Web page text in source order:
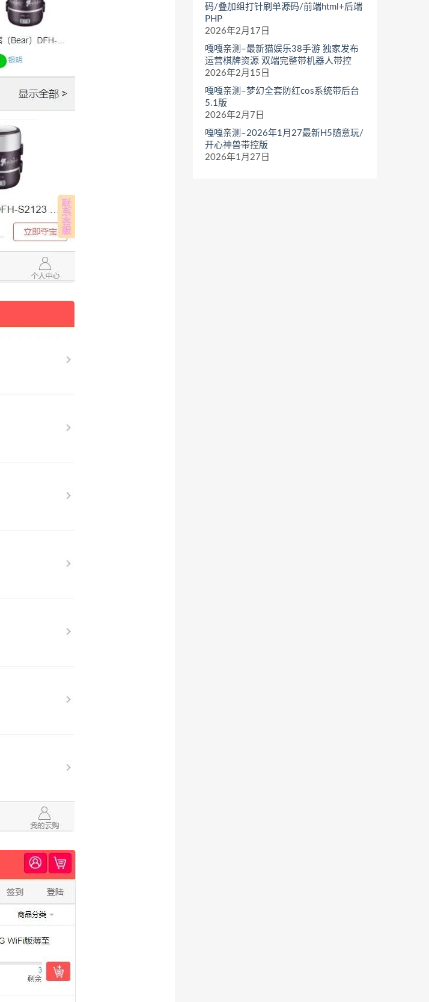
码/叠加组打针刷单源码/前端html+后端
PHP
2026年2月17日
嘎嘎亲测–最新猫娱乐38手游 独家发布
运营棋牌资源 双端完整带机器人带控
2026年2月15日
嘎嘎亲测–梦幻全套防红cos系统带后台
5.1版
2026年2月7日
嘎嘎亲测–2026年1月27最新H5随意玩/
开心神兽带控版
2026年1月27日